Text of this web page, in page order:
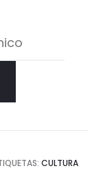
CULTURA